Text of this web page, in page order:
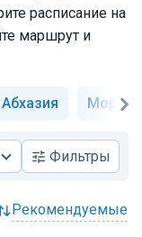
расписание на
маршрут и
Абхазия
Фильтры
рекомендуемые